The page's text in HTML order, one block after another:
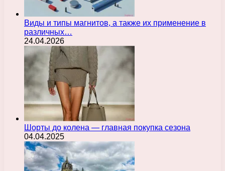
Виды и типы магнитов, а также их применение в
различных…
24.04.2026
Шорты до колена — главная покупка сезона
04.04.2025